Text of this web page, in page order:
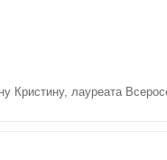
Кристину, лауреата